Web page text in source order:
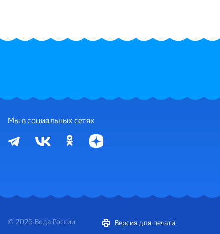
Мы в социальных сетях
© 2026 Вода России Версия для печати